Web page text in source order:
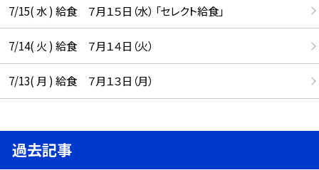
7/15( 水 ) 給食 ７月１５日（水） 「セレクト給食」
7/14( 火 ) 給食 ７月１４日（火）
7/13( 月 ) 給食 ７月１３日（月）
過去記事